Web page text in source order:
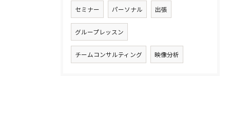
セミナー パーソナル 出張
グループレッスン
チームコンサルティング 映像分析